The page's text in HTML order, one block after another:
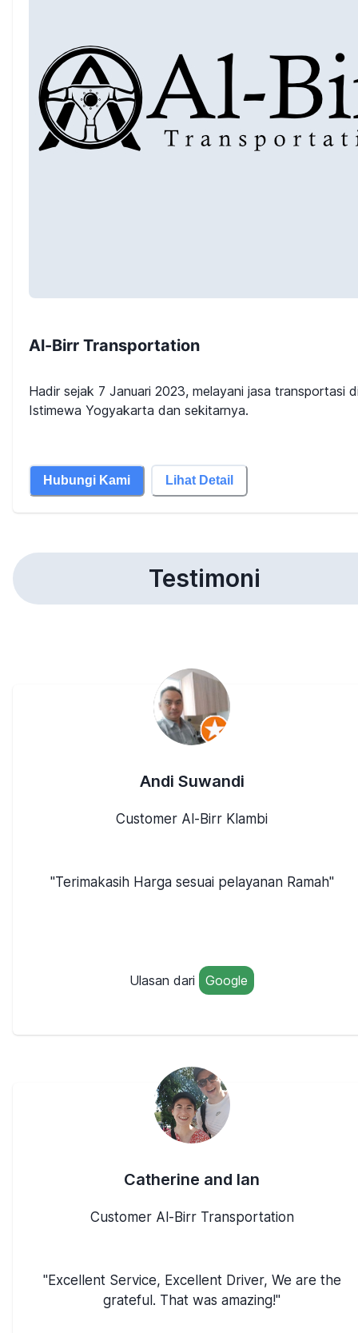
Al-Birr Transportation
Hadir sejak 7 Januari 2023, melayani jasa transportasi
Istimewa Yogyakarta dan sekitarnya.
Hubungi Kami Lihat Detail
Testimoni
Andi Suwandi
Customer Al-Birr Klambi
"Terimakasih Harga sesuai pelayanan Ramah"
Ulasan dari Google
Catherine and Ian
Customer Al-Birr Transportation
"Excellent Service, Excellent Driver, We are the
grateful. That was amazing!"